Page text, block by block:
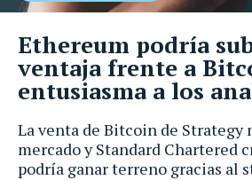
La venta de Bitcoin de Strategy
mercado y Standard Chartered
podría ganar terreno gracias al
Ethereum podría
ventaja frente a
entusiasma a los